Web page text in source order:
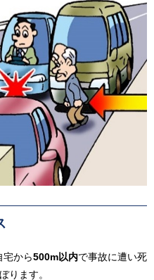
宅から500m以内で事故に遭い死
ります。